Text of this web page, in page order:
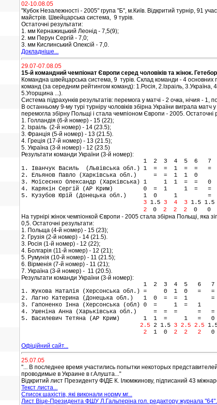
02-10.08.05
"Кубок Незалежності - 2005" група "Б", м.Київ. Відкритий турнір, 91
майстрів. Швейцарська система, 9 турів.
Остаточні результати:
1. мм Кернажицький Леонід - 7,5(9);
2. мм Перун Сергій - 7,0;
3. мм Кислинський Олексій - 7,0.
Докладніше...
29.07-07.08.05
15-й командний чемпіонат Європи серед чоловіків та жінок.
Командна швейцарська система, 9 турів. Склад команди - 4 основних
команд (за середним рейтингом команд): 1.Росія, 2.Ізраіль, 3.Україна,
5.Угорщина ...).
Система підрахунків результатів: перемога у матчі - 2 очка, нічия - 1,
В останньому 9-му турі турніру чоловіків збірна України виграла
перемогла збірну Польщі і стала чемпіоном Європи - 2005. Остаточні
1. Голландія (6-й номер) - 15 (22);
2. Ізраіль (2-й номер) - 14 (23.5);
3. Франція (5-й номер) - 13 (21.5).
4. Греція (17-й номер) - 13 (21.5);
5. Україна (3-й номер) - 12 (23.5)
Результати команди України (3-й номер):
1 2 3 4 5 6 7 8 9
1. Іванчук Василь (Львівська обл.) 1 = = 1 = =
2. Ельянов Павло (Харківська обл.) = = 1 1
3. Моїсеєнко Олександр (Харківська) 1 1 1 =
4. Карякін Сергій (АР Крим) 0 = 1 1 =
5. Кузубов Юрій (Донецька обл.) 1 0 1
3 1.5 3 4 3 1.5
2
0 2 2 2 0 0
На турнірі жінок чемпіонкой Європи - 2005 стала збірна Польщі, яка
0,5. Остаточні результати:
1. Польща (4-й номер) - 15 (23);
2. Грузія (2-й номер) - 14 (21.5).
3. Росія (1-й номер) - 12 (22);
4. Болгарія (11-й номер) - 12 (21);
5. Румунія (10-й номер) - 11 (21.5);
6. Вірменія (7-й номер) - 11 (21);
7. Україна (3-й номер) - 11 (20.5).
Результати команди України (3-й номер):
1 2 3 4 5 6 7 8 9
1. Жукова Наталія (Херсонська обл.) = 0 1 0
2. Лагно Катерина (Донецька обл.) 1 0 = =
3. Гапоненко Інна (Херсонська (обл) 0 =
4. Ушеніна Анна (Харьківська обл.) = =
5. Василевич Тетяна (АР Крим) 1 1 = 1 =
2.5 2 1.5 3 2.5 2.5
2 1 0 2 2 2
Офіційний сайт...
25.07.05
"... В последнее время участились попытки некоторых
проводимые в Украине в г.Алушта..."
Відкритий лист Президенту ФІДЕ К. Ілюмжинову, підписаний 43
Текст листа...
Список шахістів, які виконали норму мг...
Лист Віце-Президента ФШУ Л.Гальперіна гол. редактору журнала